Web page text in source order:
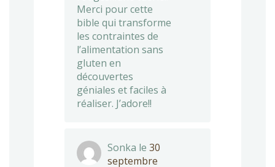
Merci pour cette
bible qui transforme
les contraintes de
l’alimentation sans
gluten en
découvertes
géniales et faciles à
réaliser. J’adore!!
Sonka le 30
septembre